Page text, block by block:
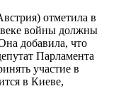
отметила в
веке войны должны
добавила, что
Парламента
участие в
в Киеве,